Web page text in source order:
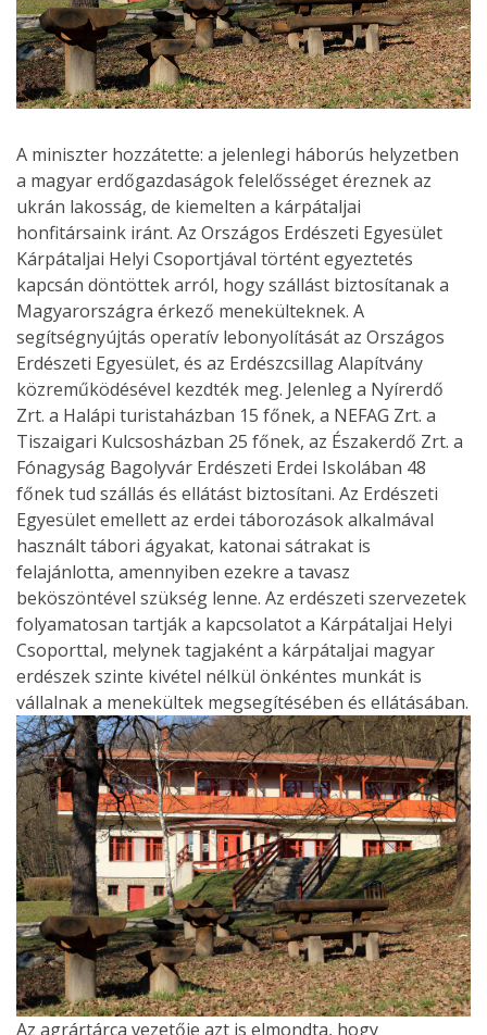
A miniszter hozzátette: a jelenlegi háborús helyzetben
a magyar erdőgazdaságok felelősséget éreznek az
ukrán lakosság, de kiemelten a kárpátaljai
honfitársaink iránt. Az Országos Erdészeti Egyesület
Kárpátaljai Helyi Csoportjával történt egyeztetés
kapcsán döntöttek arról, hogy szállást biztosítanak a
Magyarországra érkező menekülteknek. A
segítségnyújtás operatív lebonyolítását az Országos
Erdészeti Egyesület, és az Erdészcsillag Alapítvány
közreműködésével kezdték meg. Jelenleg a Nyírerdő
Zrt. a Halápi turistaházban 15 főnek, a NEFAG Zrt. a
Tiszaigari Kulcsosházban 25 főnek, az Északerdő Zrt. a
Fónagyság Bagolyvár Erdészeti Erdei Iskolában 48
főnek tud szállás és ellátást biztosítani. Az Erdészeti
Egyesület emellett az erdei táborozások alkalmával
használt tábori ágyakat, katonai sátrakat is
felajánlotta, amennyiben ezekre a tavasz
beköszöntével szükség lenne. Az erdészeti szervezetek
folyamatosan tartják a kapcsolatot a Kárpátaljai Helyi
Csoporttal, melynek tagjaként a kárpátaljai magyar
erdészek szinte kivétel nélkül önkéntes munkát is
vállalnak a menekültek megsegítésében és ellátásában.
Az agrártárca vezetője azt is elmondta, hogy